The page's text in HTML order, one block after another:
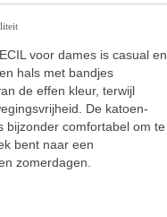
voor dames is casual en
hals met bandjes
de effen kleur, terwijl
De katoen-
bijzonder comfortabel om te
bent naar een
zomerdagen.